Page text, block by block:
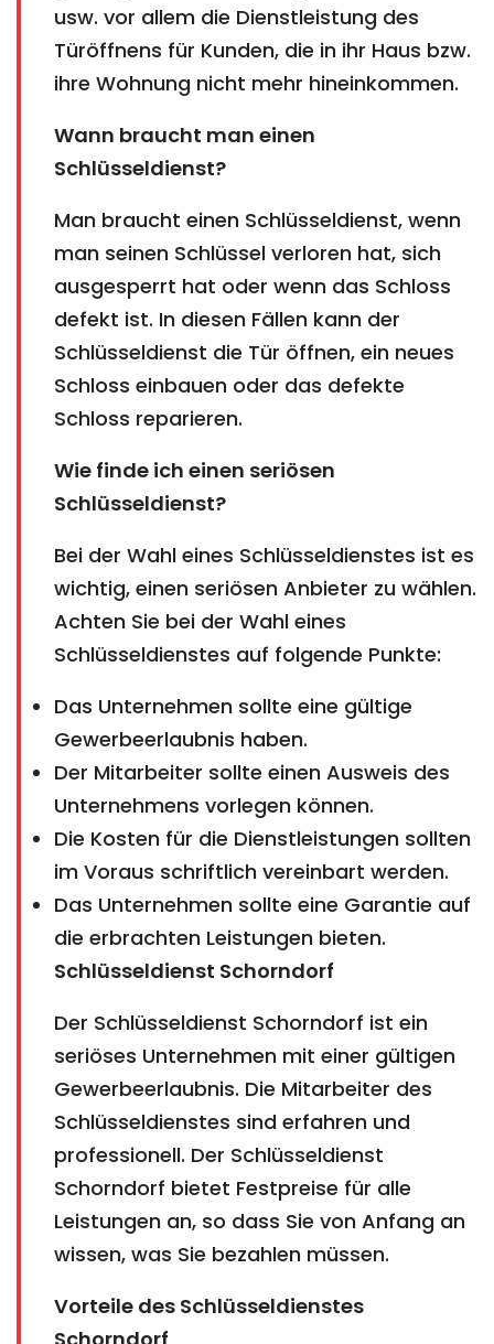
usw. vor allem die Dienstleistung des
Türöffnens für Kunden, die in ihr Haus bzw.
ihre Wohnung nicht mehr hineinkommen.
Wann braucht man einen
Schlüsseldienst?
Man braucht einen Schlüsseldienst, wenn
man seinen Schlüssel verloren hat, sich
ausgesperrt hat oder wenn das Schloss
defekt ist. In diesen Fällen kann der
Schlüsseldienst die Tür öffnen, ein neues
Schloss einbauen oder das defekte
Schloss reparieren.
Wie finde ich einen seriösen
Schlüsseldienst?
Bei der Wahl eines Schlüsseldienstes ist es
wichtig, einen seriösen Anbieter zu wählen.
Achten Sie bei der Wahl eines
Schlüsseldienstes auf folgende Punkte:
Das Unternehmen sollte eine gültige
Gewerbeerlaubnis haben.
Der Mitarbeiter sollte einen Ausweis des
Unternehmens vorlegen können.
Die Kosten für die Dienstleistungen sollten
im Voraus schriftlich vereinbart werden.
Das Unternehmen sollte eine Garantie auf
die erbrachten Leistungen bieten.
Schlüsseldienst Schorndorf
Der Schlüsseldienst Schorndorf ist ein
seriöses Unternehmen mit einer gültigen
Gewerbeerlaubnis. Die Mitarbeiter des
Schlüsseldienstes sind erfahren und
professionell. Der Schlüsseldienst
Schorndorf bietet Festpreise für alle
Leistungen an, so dass Sie von Anfang an
wissen, was Sie bezahlen müssen.
Vorteile des Schlüsseldienstes